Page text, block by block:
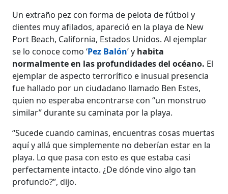
Un extraño pez con forma de pelota de fútbol y
dientes muy afilados, apareció en la playa de New
Port Beach, California, Estados Unidos. Al ejemplar
se lo conoce como ‘Pez Balón’ y habita
normalmente en las profundidades del océano. El
ejemplar de aspecto terrorífico e inusual presencia
fue hallado por un ciudadano llamado Ben Estes,
quien no esperaba encontrarse con “un monstruo
similar” durante su caminata por la playa.
“Sucede cuando caminas, encuentras cosas muertas
aquí y allá que simplemente no deberían estar en la
playa. Lo que pasa con esto es que estaba casi
perfectamente intacto. ¿De dónde vino algo tan
profundo?”, dijo.